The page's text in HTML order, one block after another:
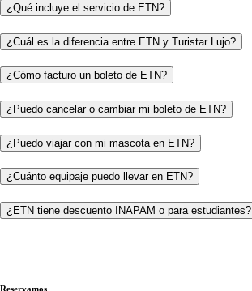
¿Qué incluye el servicio de ETN?
¿Cuál es la diferencia entre ETN y Turistar Lujo?
¿Cómo facturo un boleto de ETN?
¿Puedo cancelar o cambiar mi boleto de ETN?
¿Puedo viajar con mi mascota en ETN?
¿Cuánto equipaje puedo llevar en ETN?
¿ETN tiene descuento INAPAM o para estudiantes?
Reservamos